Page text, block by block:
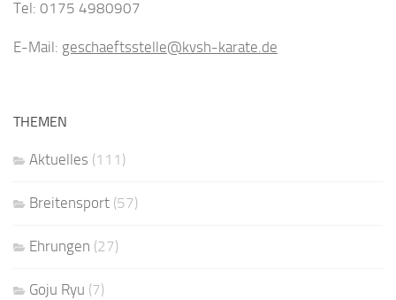
Tel: 0175 4980907
E-Mail: geschaeftsstelle@kvsh-karate.de
THEMEN
Aktuelles (111)
Breitensport (57)
Ehrungen (27)
Goju Ryu (7)